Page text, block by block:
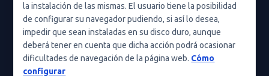
la instalación de las mismas. El usuario tiene la posibilidad
de configurar su navegador pudiendo, si así lo desea,
impedir que sean instaladas en su disco duro, aunque
deberá tener en cuenta que dicha acción podrá ocasionar
dificultades de navegación de la página web. Cómo
configurar
Política de cookies (UE)
Política de cookies
Condiciones generales de contratación
Nota legal